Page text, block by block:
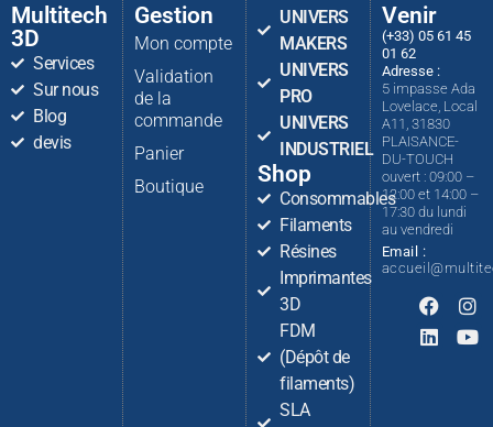
Multitech
3D
Services
Sur nous
Blog
devis
Gestion
Mon compte
Validation
de la
commande
Panier
Boutique
UNIVERS
MAKERS
UNIVERS
PRO
UNIVERS
INDUSTRIEL
Shop
Consommables
Filaments
Résines
Imprimantes
3D
FDM
(Dépôt de
filaments)
SLA
Venir
(+33) 05 61 45
01 62
Adresse :
5 impasse Ada
Lovelace, Local
A11, 31830
PLAISANCE-
DU-TOUCH
ouvert : 09:00 –
12:00 et 14:00 –
17:30 du lundi
au vendredi
Email :